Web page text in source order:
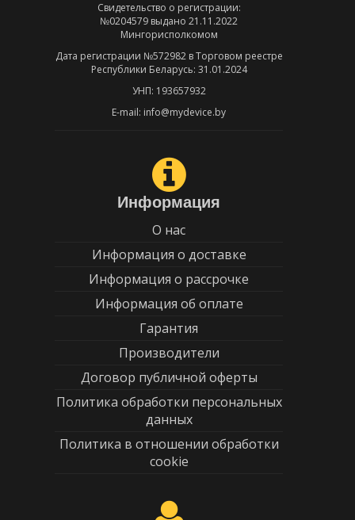
Свидетельство о регистрации:
№0204579 выдано 21.11.2022
Мингорисполкомом
Дата регистрации №572982 в Торговом реестре
Республики Беларусь: 31.01.2024
УНП: 193657932
E-mail: info@mydevice.by
Информация
О нас
Информация о доставке
Информация о рассрочке
Информация об оплате
Гарантия
Производители
Договор публичной оферты
Политика обработки персональных
данных
Политика в отношении обработки
cookie